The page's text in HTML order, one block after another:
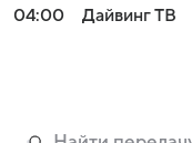
04:00
Дайвинг ТВ